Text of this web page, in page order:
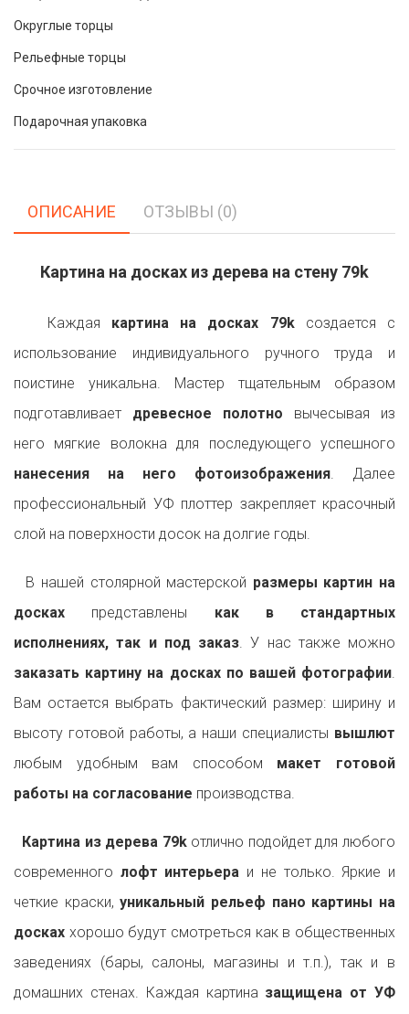
Округлые торцы
Рельефные торцы
Срочное изготовление
Подарочная упаковка
ОПИСАНИЕ ОТЗЫВЫ (0)
Картина на досках из дерева на стену 79k
Каждая картина на досках 79kсоздается с
использование индивидуального ручного труда и
поистине уникальна. Мастер тщательным образом
подготавливает древесное полотно вычесывая из
него мягкие волокна для последующего успешного
нанесения на него фотоизображения. Далее
профессиональный УФ плоттер закрепляет красочный
слой на поверхности досок на долгие годы.
В нашей столярной мастерской размеры картин на
досках представлены как в стандартных
исполнениях, так и под заказ. У нас также можно
заказать картину на досках по вашей фотографии.
Вам остается выбрать фактический размер: ширину и
высоту готовой работы, а наши специалисты вышлют
любым удобным вам способом макет готовой
работы на согласование производства.
Картина из дерева 79kотлично подойдет для любого
современного лофт интерьера и не только. Яркие и
четкие краски,уникальный рельеф пано картины на
досках хорошо будут смотреться как в общественных
заведениях (бары, салоны, магазины и т.п.), так и в
домашних стенах. Каждая картина защищена от УФ